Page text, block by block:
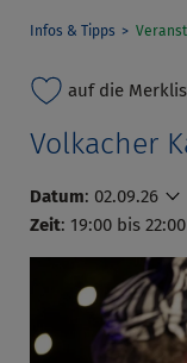
Infos & Tipps
auf die
Volkacher
Datum: 02.09.26
Zeit: 19:00 bis